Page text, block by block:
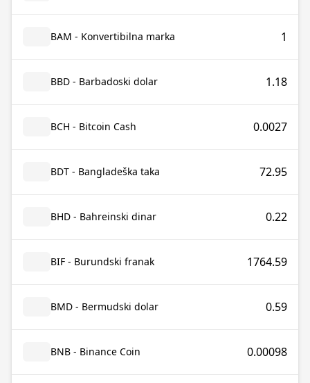
BAM - Konvertibilna marka 1
BBD - Barbadoski dolar 1.18
BCH - Bitcoin Cash 0.0027
BDT - Bangladeška taka 72.95
BHD - Bahreinski dinar 0.22
BIF - Burundski franak 1764.59
BMD - Bermudski dolar 0.59
BNB - Binance Coin 0.00098